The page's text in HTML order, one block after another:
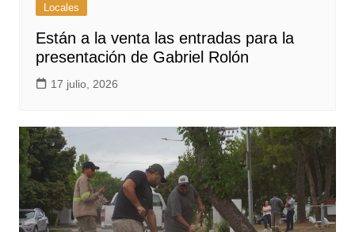
Locales
Están a la venta las entradas para la
presentación de Gabriel Rolón
17 julio, 2026